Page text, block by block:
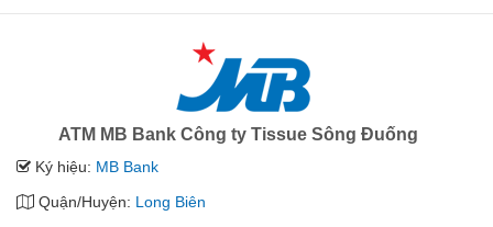
ATM MB Bank Công ty Tissue Sông Đuống
Ký hiệu: MB Bank
Quận/Huyện: Long Biên